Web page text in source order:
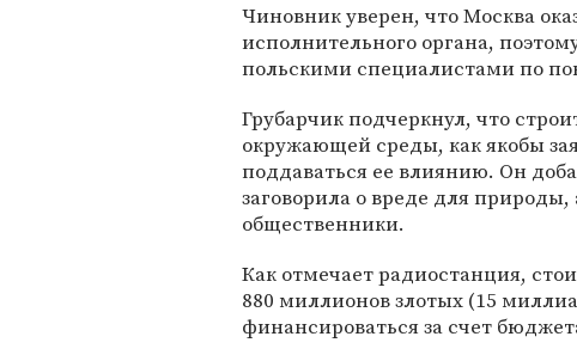
Чиновник уверен, что Москва
исполнительного органа,
польскими специалистами по
Грубарчик подчеркнул, что
окружающей среды, как якобы
поддаваться ее влиянию. Он
заговорила о вреде для
общественники.
Как отмечает радиостанция,
880 миллионов злотых (15
финансироваться за счет